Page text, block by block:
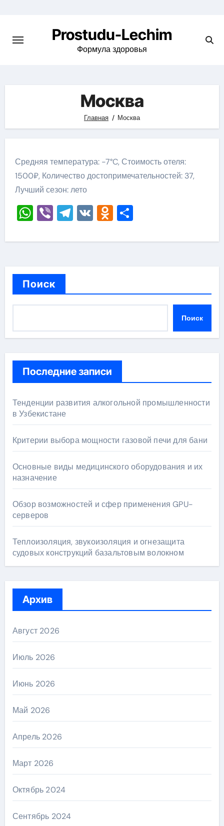
содержимому
Prostudu-Lechim
Формула здоровья
Москва
Главная Москва
Средняя температура: -7°C, Стоимость отеля:
1500₽, Количество достопримечательностей: 37,
Лучший сезон: лето
WhatsApp
ViberTelegram
VKOdnoklassniki
Отправить
Поиск
Поиск
Последние записи
Тенденции развития алкогольной промышленности
в Узбекистане
Критерии выбора мощности газовой печи для бани
Основные виды медицинского оборудования и их
назначение
Обзор возможностей и сфер применения GPU-
серверов
Теплоизоляция, звукоизоляция и огнезащита
судовых конструкций базальтовым волокном
Архив
Август 2026
Июль 2026
Июнь 2026
Май 2026
Апрель 2026
Март 2026
Октябрь 2024
Сентябрь 2024